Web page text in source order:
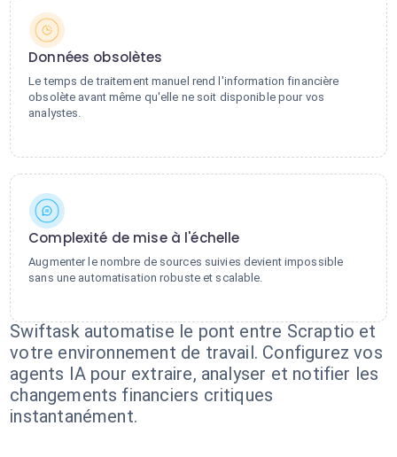
Données obsolètes
Le temps de traitement manuel rend l'information financière
obsolète avant même qu'elle ne soit disponible pour vos
analystes.
Complexité de mise à l'échelle
Augmenter le nombre de sources suivies devient impossible
sans une automatisation robuste et scalable.
Swiftask automatise le pont entre Scraptio et
votre environnement de travail. Configurez vos
agents IA pour extraire, analyser et notifier les
changements financiers critiques
instantanément.